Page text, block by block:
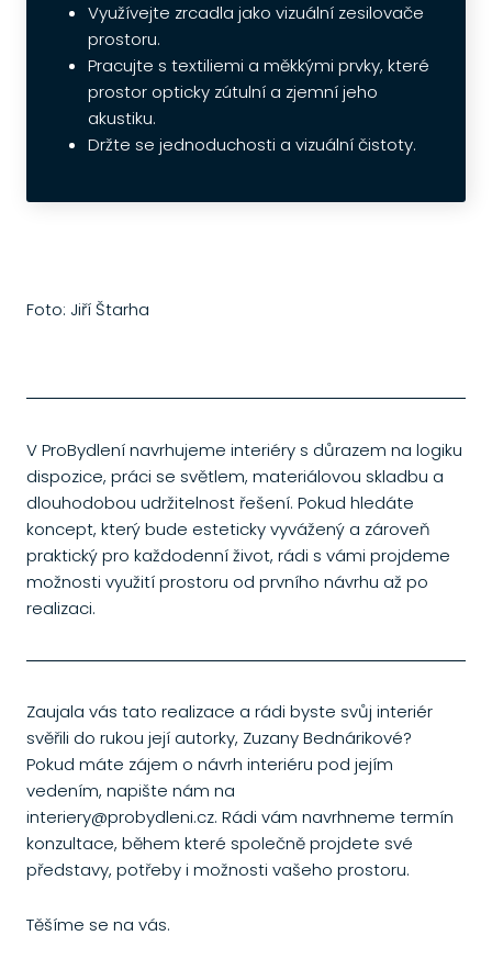
Využívejte zrcadla jako vizuální zesilovače
prostoru.
Pracujte s textiliemi a měkkými prvky, které
prostor opticky zútulní a zjemní jeho
akustiku.
Držte se jednoduchosti a vizuální čistoty.
Foto: Jiří Štarha
V ProBydlení navrhujeme interiéry s důrazem na logiku
dispozice, práci se světlem, materiálovou skladbu a
dlouhodobou udržitelnost řešení. Pokud hledáte
koncept, který bude esteticky vyvážený a zároveň
praktický pro každodenní život, rádi s vámi projdeme
možnosti využití prostoru od prvního návrhu až po
realizaci.
Zaujala vás tato realizace a rádi byste svůj interiér
svěřili do rukou její autorky, Zuzany Bednárikové?
Pokud máte zájem o návrh interiéru pod jejím
vedením, napište nám na
interiery@probydleni.cz. Rádi vám navrhneme termín
konzultace, během které společně projdete své
představy, potřeby i možnosti vašeho prostoru.
Těšíme se na vás.